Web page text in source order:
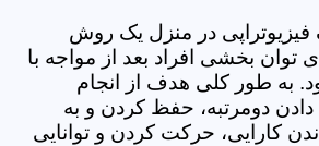
فیزیوتراپی در منزل یک روش
توان بخشی افراد بعد از مواجه با
به طور کلی هدف از انجام
دادن دومرتبه، حفظ کردن و به
کارایی، حرکت کردن و توانایی